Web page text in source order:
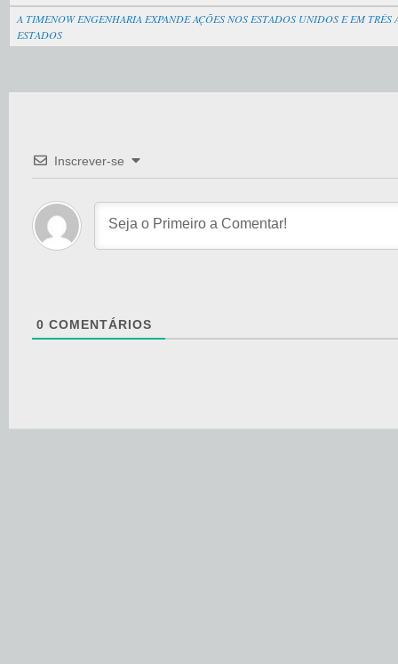
A TIMENOW ENGENHARIA EXPANDE AÇÕES NOS ESTADOS UNIDOS E EM
ESTADOS
Inscrever-se
0 COMENTÁRIOS